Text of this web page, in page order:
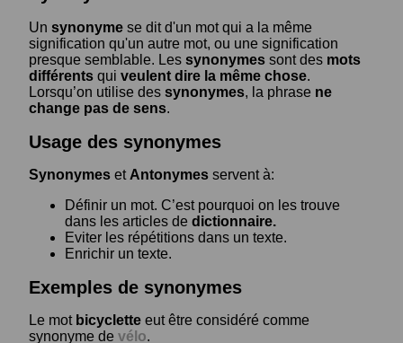
Un synonyme se dit d'un mot qui a la même
signification qu'un autre mot, ou une signification
presque semblable. Les synonymes sont des mots
différents qui veulent dire la même chose.
Lorsqu’on utilise des synonymes, la phrase ne
change pas de sens.
Usage des synonymes
Synonymes et Antonymes servent à:
Définir un mot. C’est pourquoi on les trouve
dans les articles de dictionnaire.
Eviter les répétitions dans un texte.
Enrichir un texte.
Exemples de synonymes
Le mot bicyclette eut être considéré comme
synonyme de vélo.